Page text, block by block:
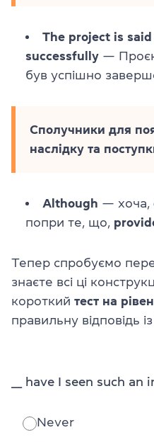
The project is
successfully —
був успішно
Сполучники для
наслідку та
Although — хоча,
попри те, що,
Тепер спробуємо
знаєте всі ці
короткий тест на
правильну відповідь із
___ have I seen such
Never